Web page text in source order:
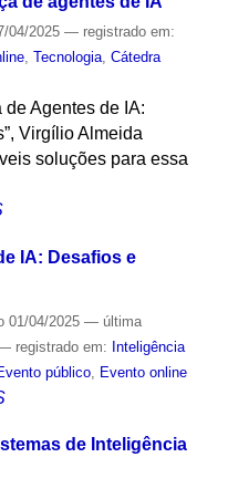
04/2025 — registrado em:
, Tecnologia, Cátedra
de Agentes de IA:
Virgílio Almeida
soluções para essa
IA: Desafios e
01/04/2025 — última
registrado em: Inteligência
público, Evento online
de Inteligência